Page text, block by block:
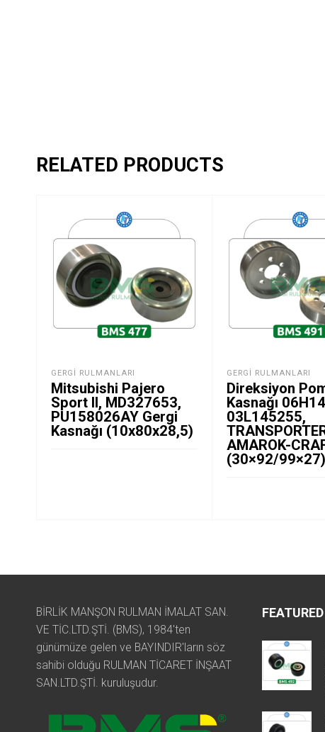
RELATED PRODUCTS
GERGI RULMANLARI
Mitsubishi Pajero
Sport II, MD327653,
PU158026AY Gergi
Kasnağı (10x80x28,5)
GERGI RULMANLARI
Direksiyon
Kasnağı
03L145255,
AMAROK-
(30×92/99×27)
BİRLİK MANŞON RULMAN İMALAT SAN.
VE TİC.LTD.ŞTİ. (BMS), 1984'ten
günümüze gelen ve BAYINDIR'ların söz
sahibi olduğu RULMAN TİCARET İNŞAAT
SAN.LTD.ŞTİ. kuruluşudur.